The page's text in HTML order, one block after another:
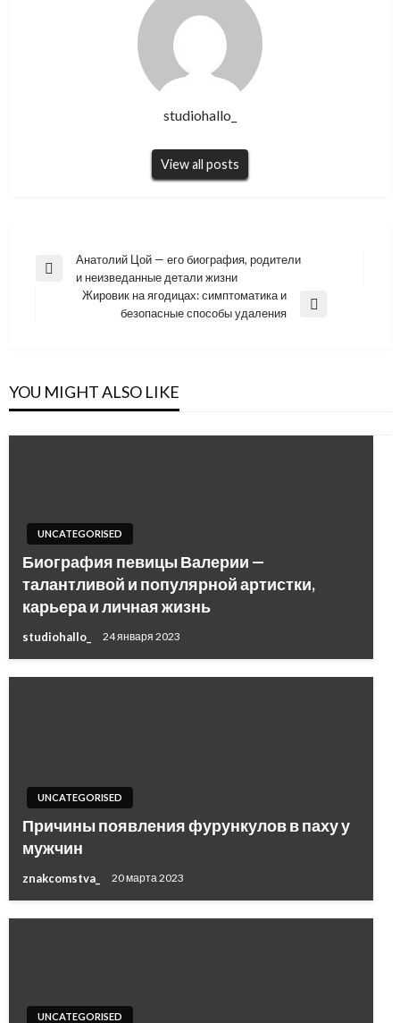
studiohallo_
View all posts
Навигация
Previous
Анатолий Цой — его биография, родители
и неизведанные детали жизни
Жировик на ягодицах: симптоматика и
безопасные способы удаления
YOU MIGHT ALSO LIKE
UNCATEGORISED
Биография певицы Валерии —
талантливой и популярной артистки,
карьера и личная жизнь
studiohallo_ 24 января 2023
UNCATEGORISED
Причины появления фурункулов в паху у
мужчин
znakcomstva_ 20 марта 2023
UNCATEGORISED